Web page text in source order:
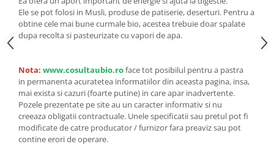
Specialitati si produse asiatice
Ele se pot folosi in Musli, produse de patiserie, deserturi. Pentru a
obtine cele mai bune curmale bio, acestea trebuie doar spalate
dupa recolta si pasteurizate cu vapori de apa.
Nota: www.cosultaubio.roface tot posibilul pentru a pastra
in permanenta acuratetea informatiilor din aceasta pagina, insa,
mai exista si cazuri (foarte putine) in care apar inadvertente.
Pozele prezentate pe site au un caracter informativ si nu
creeaza obligatii contractuale. Unele specificatii sau pretul pot fi
modificate de catre producator / furnizor fara preaviz sau pot
contine erori de operare.